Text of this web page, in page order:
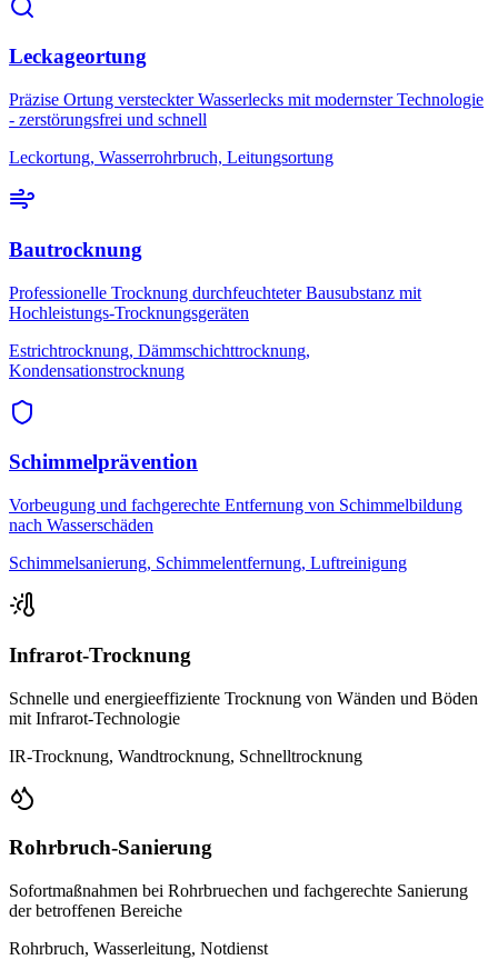
Leckageortung
Präzise Ortung versteckter Wasserlecks mit modernster Technologie
- zerstörungsfrei und schnell
Leckortung, Wasserrohrbruch, Leitungsortung
Bautrocknung
Professionelle Trocknung durchfeuchteter Bausubstanz mit
Hochleistungs-Trocknungsgeräten
Estrichtrocknung, Dämmschichttrocknung,
Kondensationstrocknung
Schimmelprävention
Vorbeugung und fachgerechte Entfernung von Schimmelbildung
nach Wasserschäden
Schimmelsanierung, Schimmelentfernung, Luftreinigung
Infrarot-Trocknung
Schnelle und energieeffiziente Trocknung von Wänden und Böden
mit Infrarot-Technologie
IR-Trocknung, Wandtrocknung, Schnelltrocknung
Rohrbruch-Sanierung
Sofortmaßnahmen bei Rohrbruechen und fachgerechte Sanierung
der betroffenen Bereiche
Rohrbruch, Wasserleitung, Notdienst